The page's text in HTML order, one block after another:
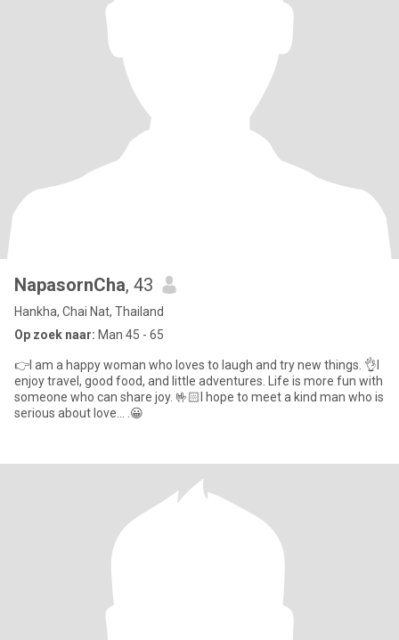
NapasornCha, 43
Hankha, Chai Nat, Thailand
Op zoek naar: Man 45 - 65
👉I am a happy woman who loves to laugh and try new things. 👌I
enjoy travel, good food, and little adventures. Life is more fun with
someone who can share joy. 🤟🏻I hope to meet a kind man who is
serious about love... .😀